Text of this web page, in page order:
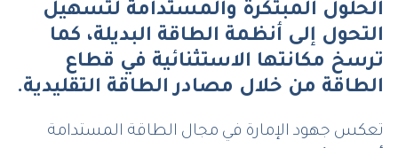
الحلول المبتكرة والمستدامة لتسهيل
التحول إلى أنظمة الطاقة البديلة، كما
ترسخ مكانتها الاستثنائية في قطاع
الطاقة من خلال مصادر الطاقة التقليدية.
تعكس جهود الإمارة في مجال الطاقة المستدامة